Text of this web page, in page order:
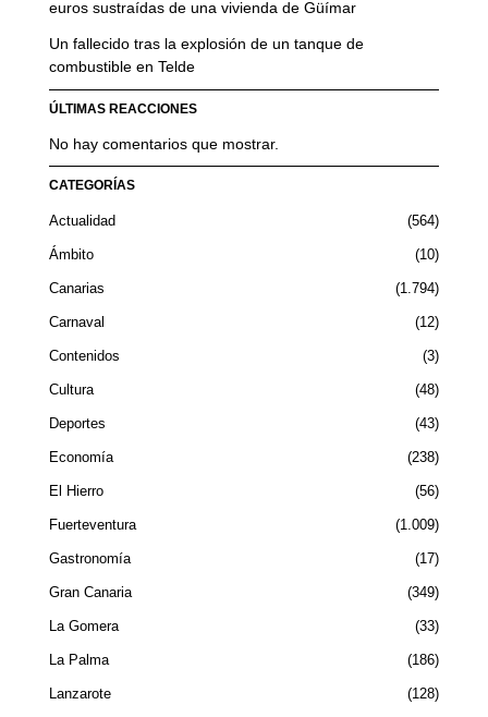
euros sustraídas de una vivienda de Güímar
Un fallecido tras la explosión de un tanque de
combustible en Telde
ÚLTIMAS REACCIONES
No hay comentarios que mostrar.
CATEGORÍAS
Actualidad 564
Ámbito 10
Canarias 1.794
Carnaval 12
Contenidos 3
Cultura 48
Deportes 43
Economía 238
El Hierro 56
Fuerteventura 1.009
Gastronomía 17
Gran Canaria 349
La Gomera 33
La Palma 186
Lanzarote 128